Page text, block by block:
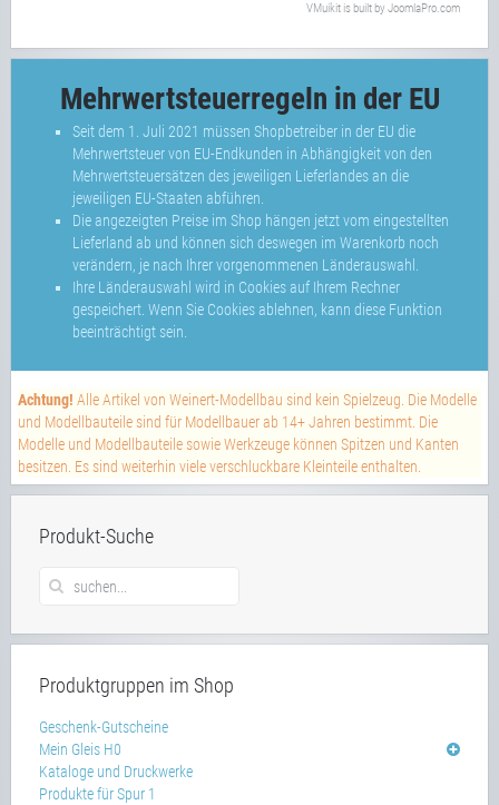
VMuikit is built by JoomlaPro.com
Mehrwertsteuerregeln in der EU
Seit dem 1. Juli 2021 müssen Shopbetreiber in der EU die
Mehrwertsteuer von EU-Endkunden in Abhängigkeit von den
Mehrwertsteuersätzen des jeweiligen Lieferlandes an die
jeweiligen EU-Staaten abführen.
Die angezeigten Preise im Shop hängen jetzt vom eingestellten
Lieferland ab und können sich deswegen im Warenkorb noch
verändern, je nach Ihrer vorgenommenen Länderauswahl.
Ihre Länderauswahl wird in Cookies auf Ihrem Rechner
gespeichert. Wenn Sie Cookies ablehnen, kann diese Funktion
beeinträchtigt sein.
Achtung! Alle Artikel von Weinert-Modellbau sind kein Spielzeug. Die Modelle
und Modellbauteile sind für Modellbauer ab 14+ Jahren bestimmt. Die
Modelle und Modellbauteile sowie Werkzeuge können Spitzen und Kanten
besitzen. Es sind weiterhin viele verschluckbare Kleinteile enthalten.
Produkt-Suche
Produktgruppen im Shop
Geschenk-Gutscheine
Mein Gleis H0
Kataloge und Druckwerke
Produkte für Spur 1